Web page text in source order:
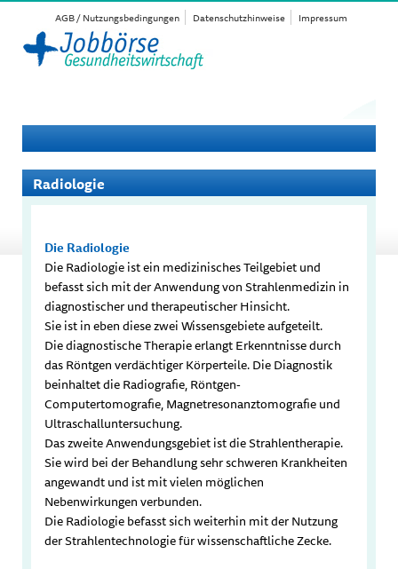
AGB / Nutzungsbedingungen Datenschutzhinweise Impressum
Radiologie
Die Radiologie
Die Radiologie ist ein medizinisches Teilgebiet und
befasst sich mit der Anwendung von Strahlenmedizin in
diagnostischer und therapeutischer Hinsicht.
Sie ist in eben diese zwei Wissensgebiete aufgeteilt.
Die diagnostische Therapie erlangt Erkenntnisse durch
das Röntgen verdächtiger Körperteile. Die Diagnostik
beinhaltet die Radiografie, Röntgen-
Computertomografie, Magnetresonanztomografie und
Ultraschalluntersuchung.
Das zweite Anwendungsgebiet ist die Strahlentherapie.
Sie wird bei der Behandlung sehr schweren Krankheiten
angewandt und ist mit vielen möglichen
Nebenwirkungen verbunden.
Die Radiologie befasst sich weiterhin mit der Nutzung
der Strahlentechnologie für wissenschaftliche Zecke.